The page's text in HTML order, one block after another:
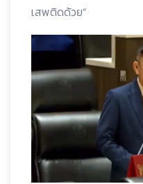
เสพติดด้วย“